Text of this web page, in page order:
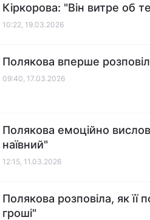
Кіркорова: "Він витре об
10:22, 19.03.2026
Полякова вперше
09:40, 17.03.2026
Полякова емоційно
наївний"
12:15, 11.03.2026
Полякова розповіла, як її
гроші"